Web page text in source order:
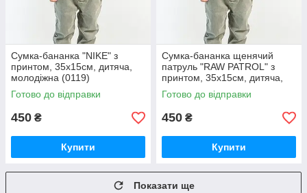
Сумка-бананка "NIKE" з
принтом, 35х15см, дитяча,
молодіжна (0119)
Готово до відправки
450 ₴
Купити
Сумка-бананка щенячий
патруль "RAW PATROL" з
принтом, 35х15см, дитяча,
молодіжна (0120)
Готово до відправки
450 ₴
Купити
Показати ще